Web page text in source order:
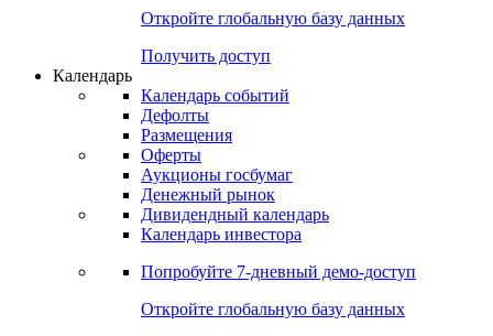
Откройте глобальную базу данных
Получить доступ
Календарь
Календарь событий
Дефолты
Размещения
Оферты
Аукционы госбумаг
Денежный рынок
Дивидендный календарь
Календарь инвестора
Попробуйте 7-дневный демо-доступ
Откройте глобальную базу данных